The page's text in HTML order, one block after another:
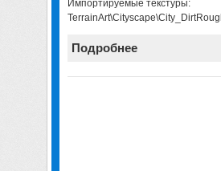
Импортируемые текстуры:
Подробнее